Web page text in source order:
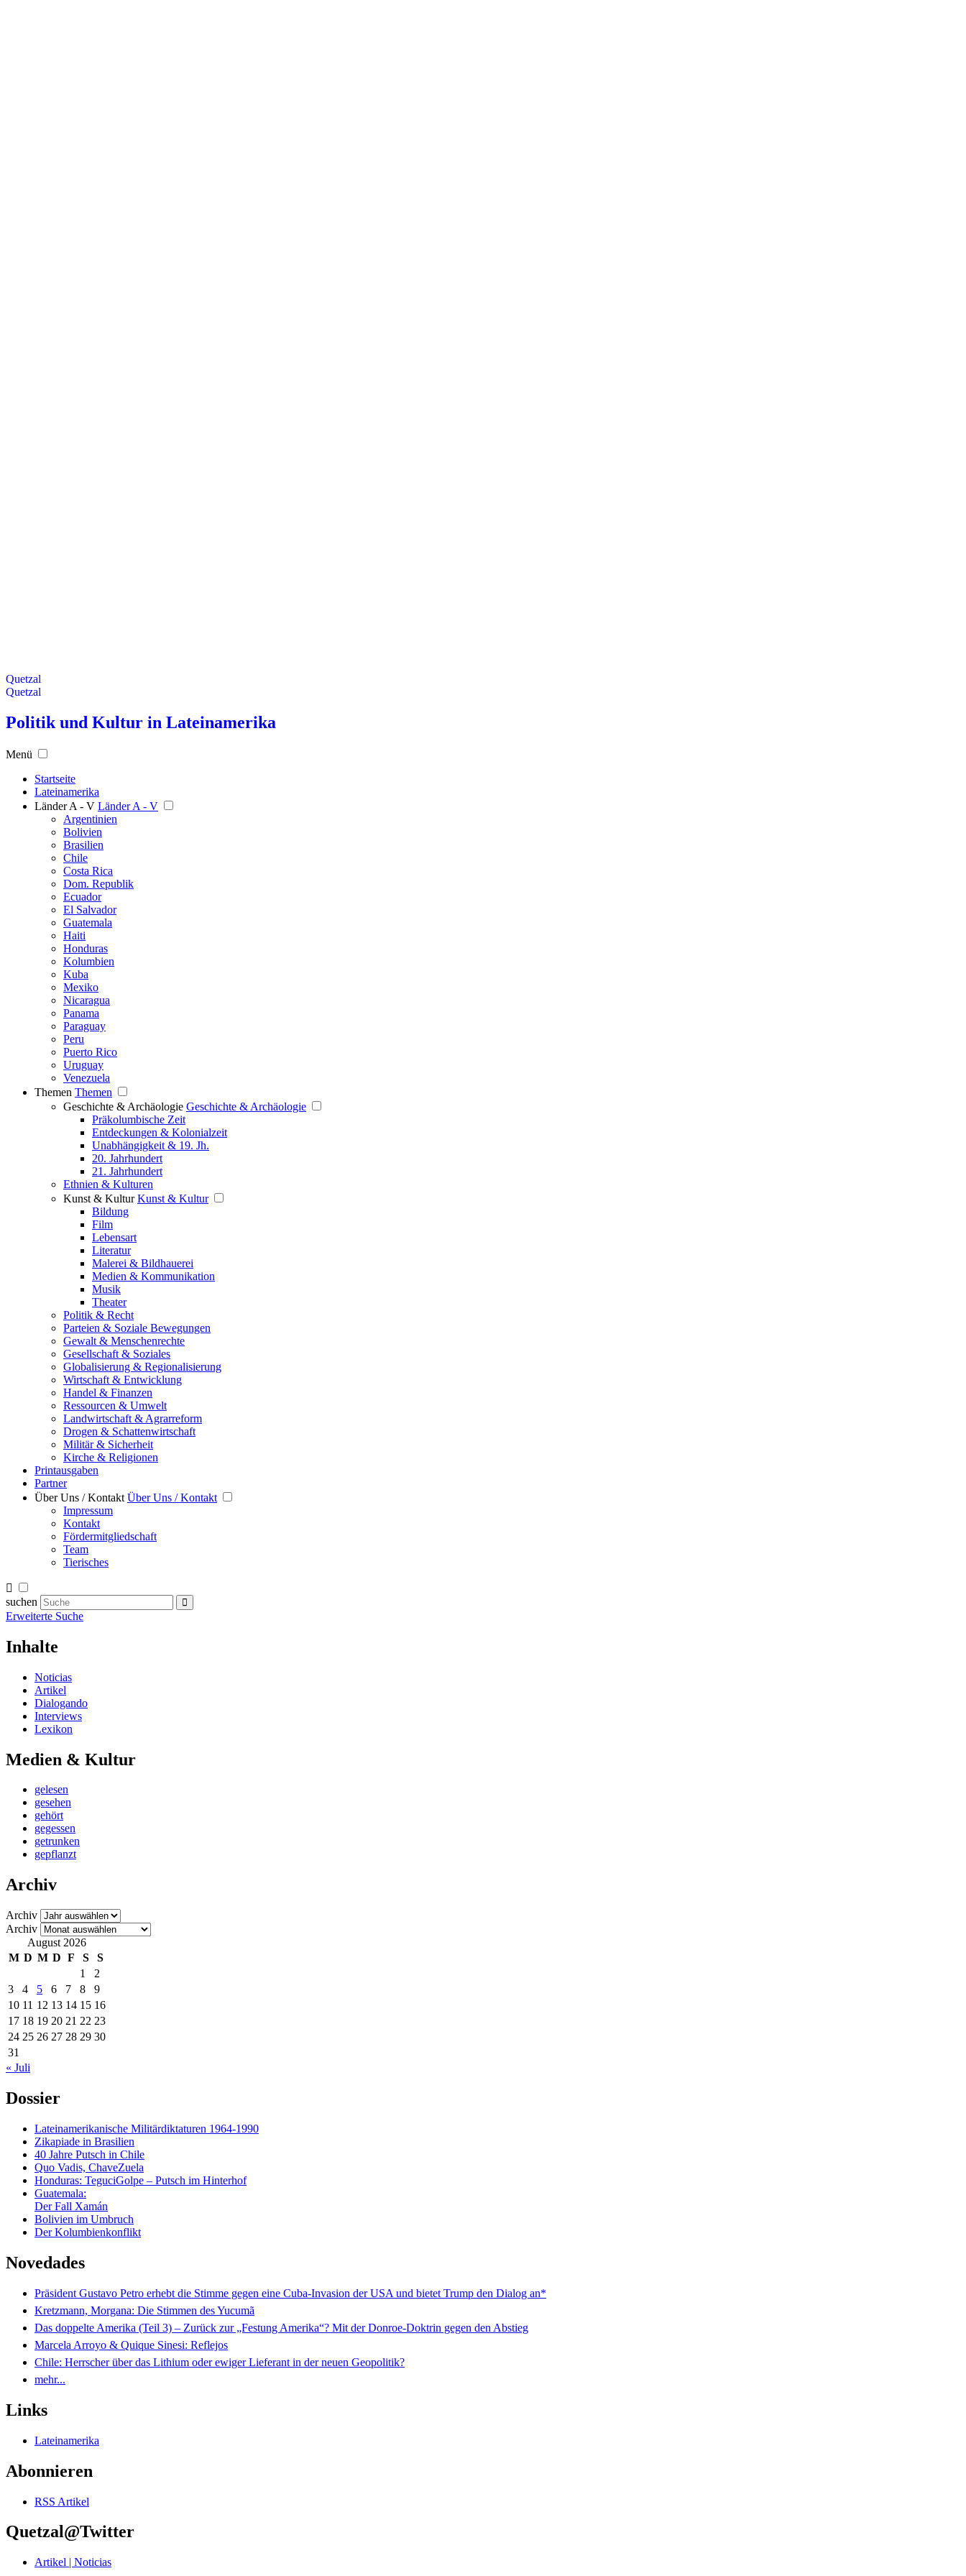
Quetzal
Quetzal
Politik und Kultur in Lateinamerika
Menü
Startseite
Lateinamerika
Länder A - V Länder A - V
Argentinien
Bolivien
Brasilien
Chile
Costa Rica
Dom. Republik
Ecuador
El Salvador
Guatemala
Haiti
Honduras
Kolumbien
Kuba
Mexiko
Nicaragua
Panama
Paraguay
Peru
Puerto Rico
Uruguay
Venezuela
Themen Themen
Geschichte & Archäologie Geschichte & Archäologie
Präkolumbische Zeit
Entdeckungen & Kolonialzeit
Unabhängigkeit & 19. Jh.
20. Jahrhundert
21. Jahrhundert
Ethnien & Kulturen
Kunst & Kultur Kunst & Kultur
Bildung
Film
Lebensart
Literatur
Malerei & Bildhauerei
Medien & Kommunikation
Musik
Theater
Politik & Recht
Parteien & Soziale Bewegungen
Gewalt & Menschenrechte
Gesellschaft & Soziales
Globalisierung & Regionalisierung
Wirtschaft & Entwicklung
Handel & Finanzen
Ressourcen & Umwelt
Landwirtschaft & Agrarreform
Drogen & Schattenwirtschaft
Militär & Sicherheit
Kirche & Religionen
Printausgaben
Partner
Über Uns / Kontakt Über Uns / Kontakt
Impressum
Kontakt
Fördermitgliedschaft
Team
Tierisches
suchen
Erweiterte Suche
Inhalte
Noticias
Artikel
Dialogando
Interviews
Lexikon
Medien & Kultur
gelesen
gesehen
gehört
gegessen
getrunken
gepflanzt
Archiv
Archiv
Archiv
August 2026
M D M D F S
S
1
2
3
4 5 6 7 8
9
10 11 12 13 14 15 16
17 18 19 20 21 22 23
24 25 26 27 28 29 30
31
« Juli
Dossier
Lateinamerikanische Militärdiktaturen 1964-1990
Zikapiade in Brasilien
40 Jahre Putsch in Chile
Quo Vadis, ChaveZuela
Honduras: TeguciGolpe – Putsch im Hinterhof
Guatemala:
Der Fall Xamán
Bolivien im Umbruch
Der Kolumbienkonflikt
Novedades
Präsident Gustavo Petro erhebt die Stimme gegen eine Cuba-Invasion der USA und bietet Trump den Dialog an*
Kretzmann, Morgana: Die Stimmen des Yucumã
Das doppelte Amerika (Teil 3) – Zurück zur „Festung Amerika“? Mit der Donroe-Doktrin gegen den Abstieg
Marcela Arroyo & Quique Sinesi: Reflejos
Chile: Herrscher über das Lithium oder ewiger Lieferant in der neuen Geopolitik?
mehr...
Links
Lateinamerika
Abonnieren
RSS Artikel
Quetzal@Twitter
Artikel | Noticias